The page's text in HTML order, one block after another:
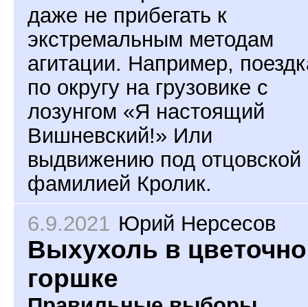
даже не прибегать к
экстремальным методам
агитации. Например,
по округу на грузовике с
лозунгом «Я настоящий
Вишневский!» Или
выдвижению под отцовской
фамилией Кролик.
6.9.2021 Юрий Нерсесов
Выхухоль в
горшке